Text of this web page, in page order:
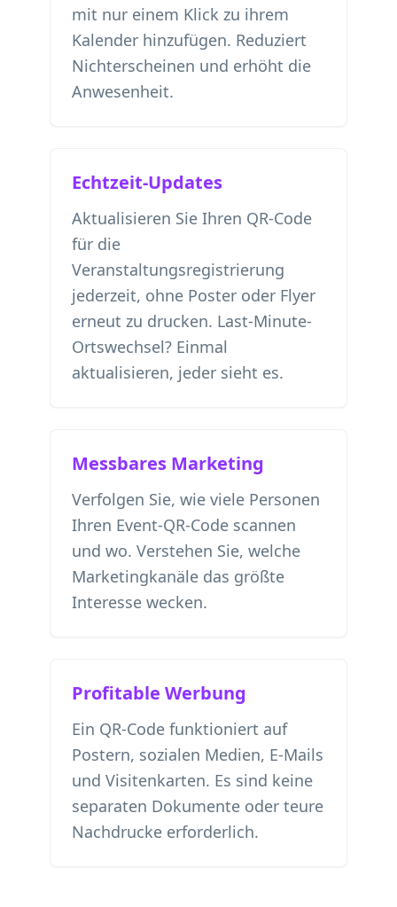
mit nur einem Klick zu ihrem
Kalender hinzufügen. Reduziert
Nichterscheinen und erhöht die
Anwesenheit.
Echtzeit-Updates
Aktualisieren Sie Ihren QR-Code
für die
Veranstaltungsregistrierung
jederzeit, ohne Poster oder Flyer
erneut zu drucken. Last-Minute-
Ortswechsel? Einmal
aktualisieren, jeder sieht es.
Messbares Marketing
Verfolgen Sie, wie viele Personen
Ihren Event-QR-Code scannen
und wo. Verstehen Sie, welche
Marketingkanäle das größte
Interesse wecken.
Profitable Werbung
Ein QR-Code funktioniert auf
Postern, sozialen Medien, E-Mails
und Visitenkarten. Es sind keine
separaten Dokumente oder teure
Nachdrucke erforderlich.